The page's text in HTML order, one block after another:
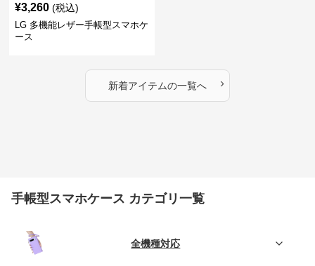
¥3,260 (税込)
LG 多機能レザー手帳型スマホケ
ース
新着アイテムの一覧へ ›
手帳型スマホケース カテゴリ一覧
全機種対応